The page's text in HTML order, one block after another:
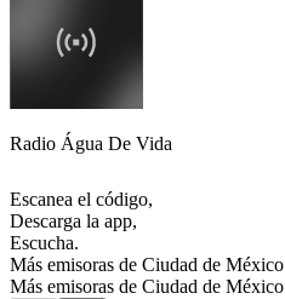
Radio Água De Vida
Escanea el código,
Descarga la app,
Escucha.
Más emisoras de Ciudad de México
Más emisoras de Ciudad de México